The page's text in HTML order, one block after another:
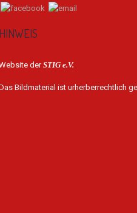
HINWEIS
derSTIG e.V.
Bildmaterial ist urherberrechtlich